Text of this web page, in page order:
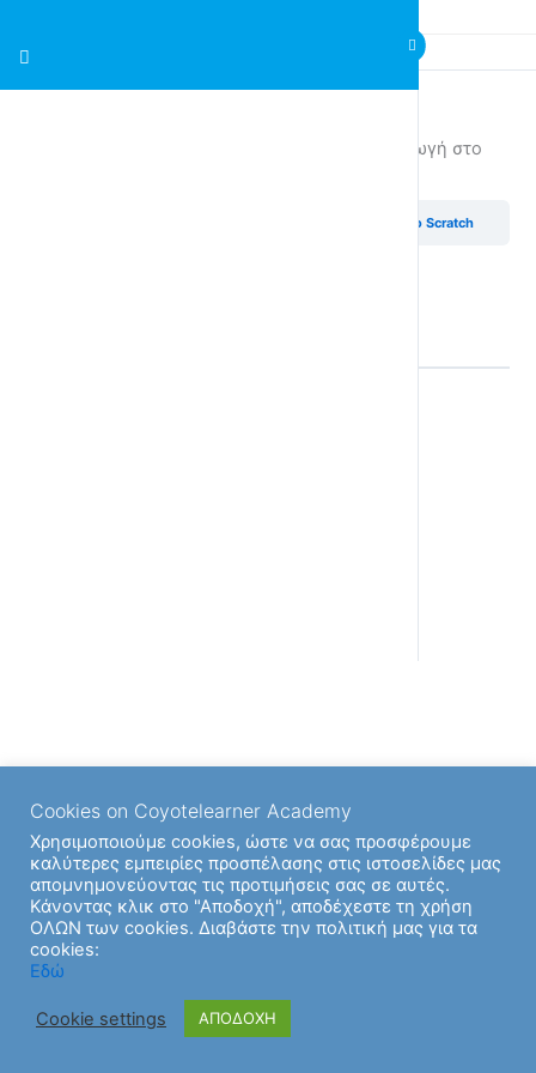
Σχεδιασμός ηλεκτρονικών Παιχνιδιών & Εισαγωγή στο
Σχεδιασμός ηλεκτρονικών Παιχνιδιών & Εισαγωγή στο Scratch
Cookies on Coyotelearner Academy
Χρησιμοποιούμε cookies, ώστε να σας προσφέρουμε
καλύτερες εμπειρίες προσπέλασης στις ιστοσελίδες μας
απομνημονεύοντας τις προτιμήσεις σας σε αυτές.
Κάνοντας κλικ στο "Αποδοχή", αποδέχεστε τη χρήση
ΟΛΩΝ των cookies. Διαβάστε την πολιτική μας για τα
cookies:
Εδώ
Cookie settings ΑΠΟΔΟΧΗ